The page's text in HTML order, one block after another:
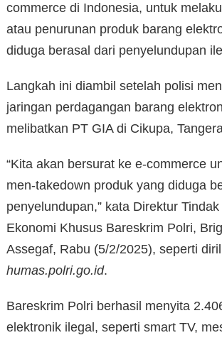
commerce di Indonesia, untuk
atau penurunan produk barang
diduga berasal dari penyelundupan
Langkah ini diambil setelah polisi
jaringan perdagangan barang
melibatkan PT GIA di Cikupa,
“Kita akan bersurat ke e-commerce
men-takedown produk yang diduga
penyelundupan,” kata Direktur
Ekonomi Khusus Bareskrim Polri,
Assegaf, Rabu (5/2/2025), seperti
humas.polri.go.id.
Bareskrim Polri berhasil menyita
elektronik ilegal, seperti smart TV,